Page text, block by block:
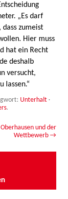
„Es darf
zumeist
Hier muss
hat ein Recht
deshalb
versucht,
lassen.“
Unterhalt ·
.
und der
Wettbewerb →